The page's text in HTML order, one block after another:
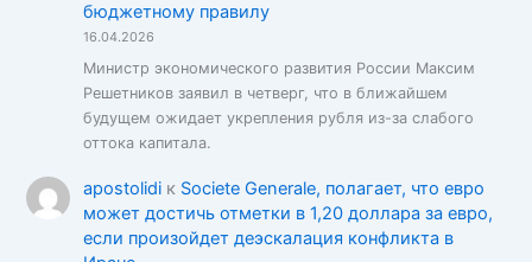
бюджетному правилу
16.04.2026
Министр экономического развития России Максим
Решетников заявил в четверг, что в ближайшем
будущем ожидает укрепления рубля из-за слабого
оттока капитала.
apostolidiк Societe Generale, полагает, что евро
может достичь отметки в 1,20 доллара за евро,
если произойдет деэскалация конфликта в